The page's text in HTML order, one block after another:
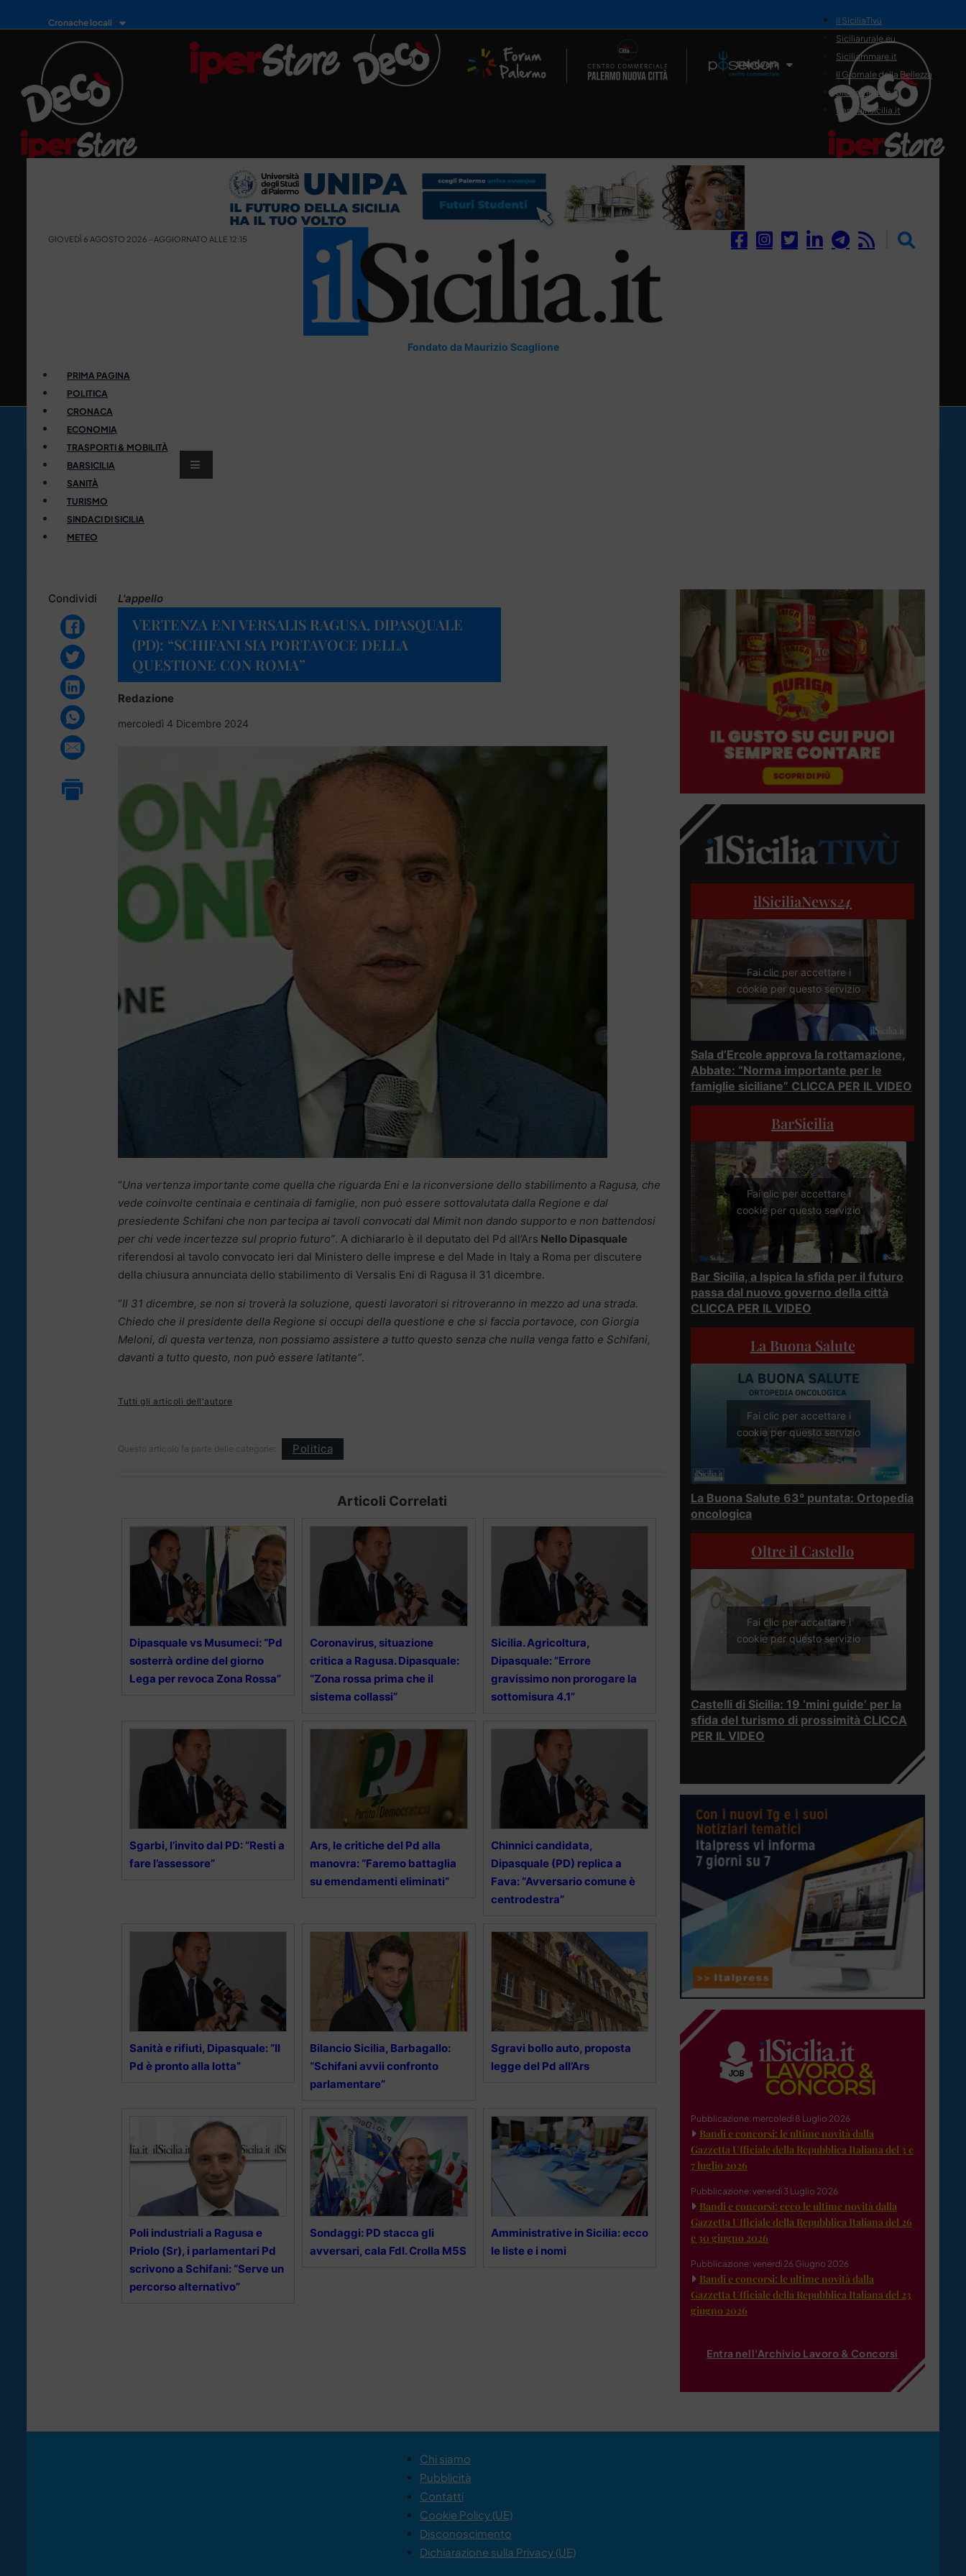
Cronache locali
Il Network
il SiciliaTivù
Siciliarurale.eu
Siciliammare.it
Il Giornale della Bellezza
Siciliamedica.it
Sanitainsicilia.it
GIOVEDÌ 6 AGOSTO 2026 - AGGIORNATO ALLE 12:15
Fondato da Maurizio Scaglione
PRIMA PAGINA
POLITICA
CRONACA
ECONOMIA
TRASPORTI & MOBILITÀ
BARSICILIA
SANITÀ
TURISMO
SINDACI DI SICILIA
METEO
Condividi L'appello
VERTENZA ENI VERSALIS RAGUSA, DIPASQUALE
(PD): “SCHIFANI SIA PORTAVOCE DELLA
QUESTIONE CON ROMA”
Redazione
mercoledì 4 Dicembre 2024
“Una vertenza importante come quella che riguarda Eni e la riconversione dello stabilimento a Ragusa, che
vede coinvolte centinaia e centinaia di famiglie, non può essere sottovalutata dalla Regione e dal
presiedente Schifani che non partecipa ai tavoli convocati dal Mimit non dando supporto e non battendosi
per chi vede incertezze sul proprio futuro”. A dichiararlo è il deputato del Pd all’Ars Nello Dipasquale
riferendosi al tavolo convocato ieri dal Ministero delle imprese e del Made in Italy a Roma per discutere
della chiusura annunciata dello stabilimento di Versalis Eni di Ragusa il 31 dicembre.
“Il 31 dicembre, se non si troverà la soluzione, questi lavoratori si ritroveranno in mezzo ad una strada.
Chiedo che il presidente della Regione si occupi della questione e che si faccia portavoce, con Giorgia
Meloni, di questa vertenza, non possiamo assistere a tutto questo senza che nulla venga fatto e Schifani,
davanti a tutto questo, non può essere latitante“.
Tutti gli articoli dell'autore
Questo articolo fa parte delle categorie: Politica
Articoli Correlati
Dipasquale vs Musumeci: “Pd
sosterrà ordine del giorno
Lega per revoca Zona Rossa”
Coronavirus, situazione
critica a Ragusa. Dipasquale:
“Zona rossa prima che il
sistema collassi”
Sicilia. Agricoltura,
Dipasquale: ”Errore
gravissimo non prorogare la
sottomisura 4.1”
Sgarbi, l’invito dal PD: “Resti a
fare l’assessore”
Ars, le critiche del Pd alla
manovra: “Faremo battaglia
su emendamenti eliminati”
Chinnici candidata,
Dipasquale (PD) replica a
Fava: “Avversario comune è
centrodestra”
Sanità e rifiuti, Dipasquale: “Il
Pd è pronto alla lotta”
Bilancio Sicilia, Barbagallo:
“Schifani avvii confronto
parlamentare”
Sgravi bollo auto, proposta
legge del Pd all’Ars
Poli industriali a Ragusa e
Priolo (Sr), i parlamentari Pd
scrivono a Schifani: “Serve un
percorso alternativo”
Sondaggi: PD stacca gli
avversari, cala FdI. Crolla M5S
Amministrative in Sicilia: ecco
le liste e i nomi
ilSiciliaNews24
Fai clic per accettare i
cookie per questo servizio
Sala d’Ercole approva la rottamazione,
Abbate: “Norma importante per le
famiglie siciliane” CLICCA PER IL VIDEO
BarSicilia
Fai clic per accettare i
cookie per questo servizio
Bar Sicilia, a Ispica la sfida per il futuro
passa dal nuovo governo della città
CLICCA PER IL VIDEO
La Buona Salute
Fai clic per accettare i
cookie per questo servizio
La Buona Salute 63° puntata: Ortopedia
oncologica
Oltre il Castello
Fai clic per accettare i
cookie per questo servizio
Castelli di Sicilia: 19 ‘mini guide’ per la
sfida del turismo di prossimità CLICCA
PER IL VIDEO
Pubblicazione: mercoledì 8 Luglio 2026
Bandi e concorsi: le ultime novità dalla
Gazzetta Ufficiale della Repubblica Italiana del 3 e
7 luglio 2026
Pubblicazione: venerdì 3 Luglio 2026
Bandi e concorsi: ecco le ultime novità dalla
Gazzetta Ufficiale della Repubblica Italiana del 26
e 30 giugno 2026
Pubblicazione: venerdì 26 Giugno 2026
Bandi e concorsi: le ultime novità dalla
Gazzetta Ufficiale della Repubblica Italiana del 23
giugno 2026
Entra nell'Archivio Lavoro & Concorsi
Chi siamo
Pubblicità
Contatti
Cookie Policy (UE)
Disconoscimento
Dichiarazione sulla Privacy (UE)